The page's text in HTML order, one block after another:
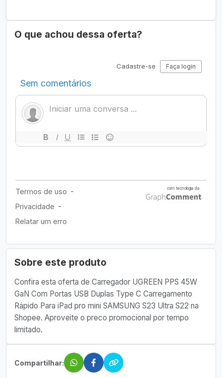
Sobre este produto
Confira esta oferta de Carregador UGREEN PPS 45W
GaN Com Portas USB Duplas Type C Carregamento
Rápido Para iPad pro mini SAMSUNG S23 Ultra S22 na
Shopee. Aproveite o preco promocional por tempo
limitado.
Compartilhar:
O que achou dessa oferta?